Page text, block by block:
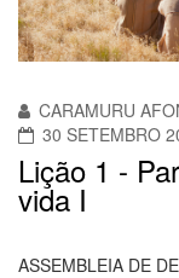
CARAMURU
30 SETEMBRO
Lição 1 -
vida I
ASSEMBLEIA DE